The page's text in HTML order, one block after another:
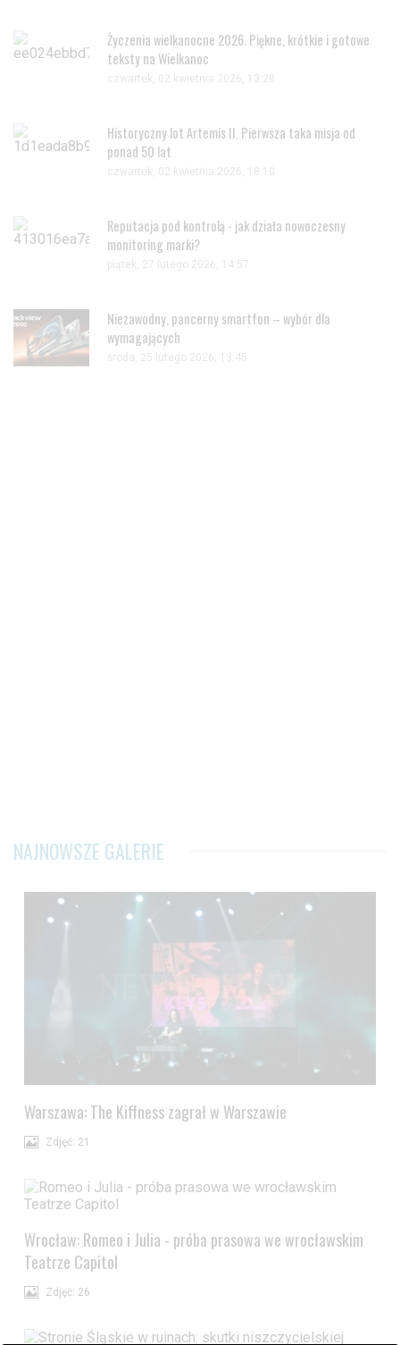
Życzenia wielkanocne 2026. Piękne, krótkie i gotowe
teksty na Wielkanoc
czwartek, 02 kwietnia 2026, 13:28
Historyczny lot Artemis II. Pierwsza taka misja od
ponad 50 lat
czwartek, 02 kwietnia 2026, 18:10
Reputacja pod kontrolą - jak działa nowoczesny
monitoring marki?
piątek, 27 lutego 2026, 14:57
Niezawodny, pancerny smartfon – wybór dla
wymagających
środa, 25 lutego 2026, 13:45
NAJNOWSZE GALERIE
Warszawa: The Kiffness zagrał w Warszawie
Zdjęć: 21
Wrocław: Romeo i Julia - próba prasowa we wrocławskim
Teatrze Capitol
Zdjęć: 26